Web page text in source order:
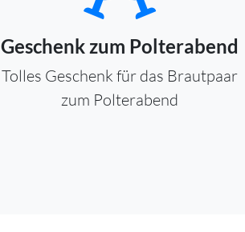
Geschenk zum Polterabend
Tolles Geschenk für das Brautpaar
zum Polterabend